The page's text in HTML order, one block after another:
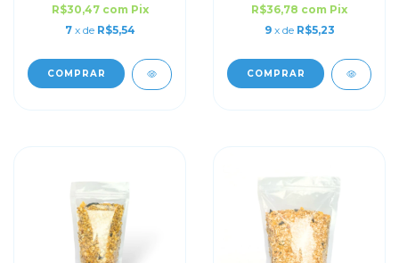
R$30,47 com Pix
7 x de R$5,54
COMPRAR
R$36,78 com Pix
9 x de R$5,23
COMPRAR